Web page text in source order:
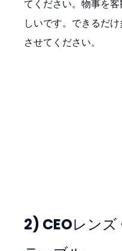
てください。物事を
しいです。できるだ
させてください。
2) CEOレン